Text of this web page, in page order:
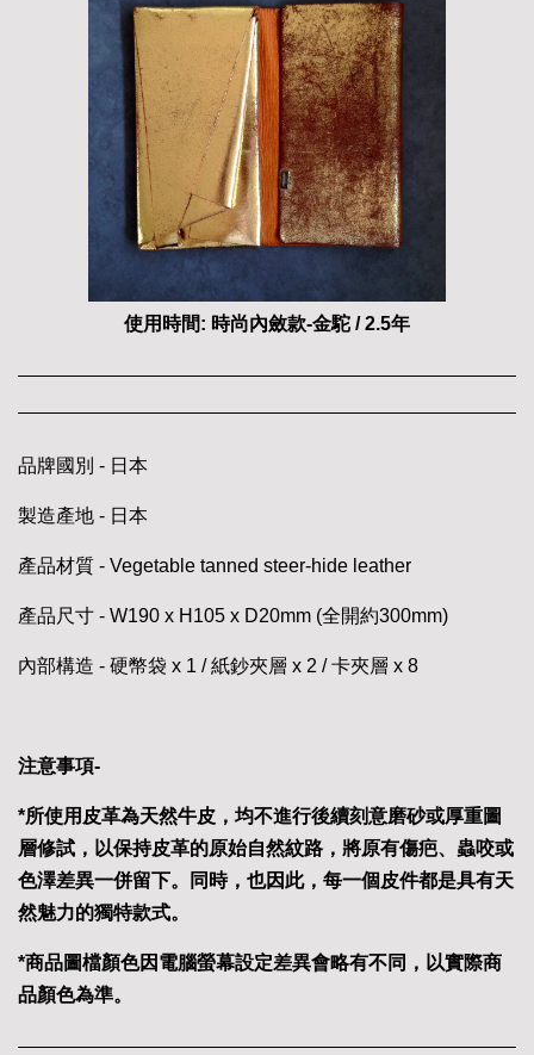
使用時間: 時尚內斂款-金駝 / 2.5年
品牌國別 - 日本
製造產地 - 日本
產品材質 - Vegetable tanned steer-hide leather
產品尺寸 - W190 x H105 x D20mm (全開約300mm)
內部構造 - 硬幣袋 x 1 / 紙鈔夾層 x 2 / 卡夾層 x 8
注意事項-
*所使用皮革為天然牛皮，均不進行後續刻意磨砂或厚重圖
層修試，以保持皮革的原始自然紋路，將原有傷疤、蟲咬或
色澤差異一併留下。同時，也因此，每一個皮件都是具有天
然魅力的獨特款式。
*商品圖檔顏色因電腦螢幕設定差異會略有不同，以實際商
品顏色為準。